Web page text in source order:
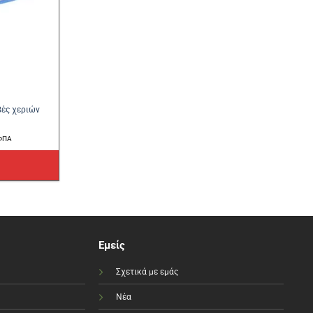
χεριών
Εμείς
Σχετικά με εμάς
Νέα